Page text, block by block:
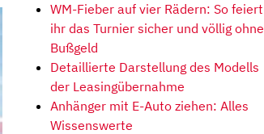
WM-Fieber auf vier Rädern: So feiert
ihr das Turnier sicher und völlig ohne
Bußgeld
Detaillierte Darstellung des Modells
der Leasingübernahme
Anhänger mit E-Auto ziehen: Alles
Wissenswerte